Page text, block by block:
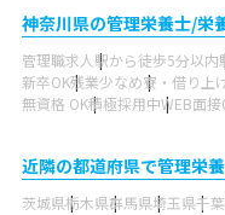
神奈川県の管理栄養士/栄
管理職求人 駅から徒歩5分以内
新卒OK残業少なめ寮・借り上
無資格 OK積極採用中WEB面接
近隣の都道府県で管理栄
茨城県栃木県群馬県埼玉県千